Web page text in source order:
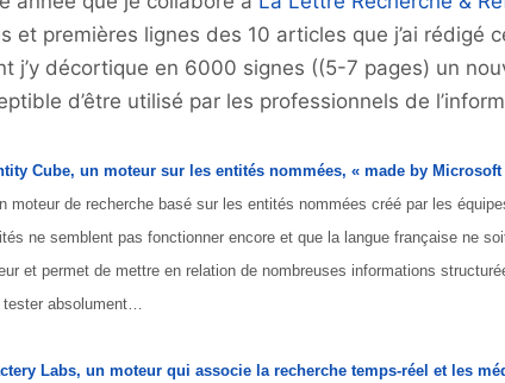
et premières lignes des 10 articles que j’ai rédigé
j’y décortique en 6000 signes ((5-7 pages) un
d’être utilisé par les professionnels de
Cube, un moteur sur les entités nommées, « made by Microsoft
moteur de recherche basé sur les entités nommées créé par les
ne semblent pas fonctionner encore et que la langue française ne
et permet de mettre en relation de nombreuses informations
tester absolument…
Labs, un moteur qui associe la recherche temps-réel et les